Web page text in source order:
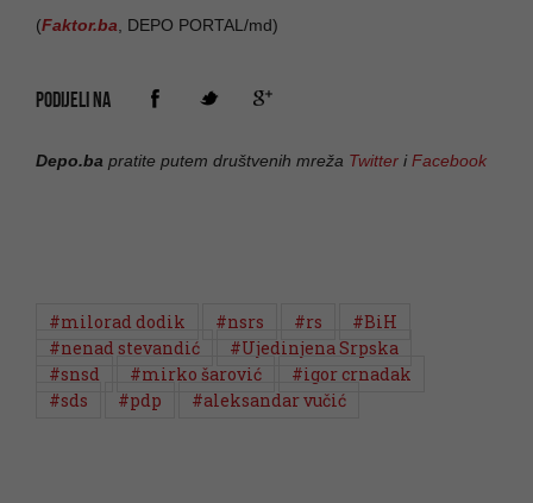
(Faktor.ba , DEPO PORTAL/md)
PODIJELI NA
Depo.ba pratite putem društvenih mreža Twitter iFacebook
#milorad dodik #nsrs #rs
#BiH
#nenad stevandić
#Ujedinjena Srpska
#snsd
#mirko šarović
#igor crnadak
#sds
#pdp #aleksandar vučić